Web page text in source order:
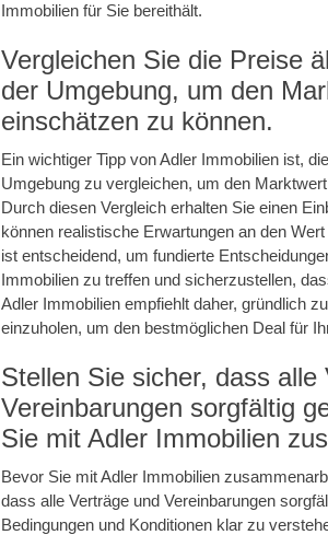
Immobilien für Sie bereithält.
Vergleichen Sie die Preise
der Umgebung, um den
einschätzen zu können.
Ein wichtiger Tipp von Adler Immobilien ist,
Umgebung zu vergleichen, um den
Durch diesen Vergleich erhalten Sie einen
können realistische Erwartungen an den
ist entscheidend, um fundierte
Immobilien zu treffen und sicherzustellen,
Adler Immobilien empfiehlt daher, gründlich
einzuholen, um den bestmöglichen Deal für
Stellen Sie sicher, dass alle
Vereinbarungen sorgfältig
Sie mit Adler Immobilien
Bevor Sie mit Adler Immobilien
dass alle Verträge und Vereinbarungen
Bedingungen und Konditionen klar zu